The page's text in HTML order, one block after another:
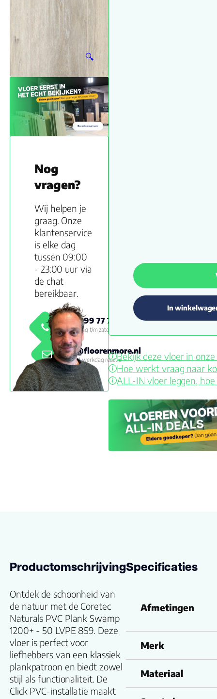
🔍
Nog
vragen?
Wij helpen je
graag. Onze
klantenservice
is elke dag
tussen 09:00
- 23:00 uur via
de chat
bereikbaar.
0800 999 77 79
Maandag t/m zaterdag 09:00 -
18:00
info@floorenmore.nl
Binnen 1 werkdag reactie
In
Bekijk deze vloer in
Hoe werkt vraag naar
ALL-IN vloer leggen,
Productomschrijving
Ontdek de schoonheid van
de natuur met de Coretec
Naturals PVC Plank Swamp
1200+ - 50 LVPE 859. Deze
vloer is perfect voor
liefhebbers van een klassiek
plankpatroon en biedt zowel
stijl als functionaliteit. De
Click PVC-installatie maakt
Specificaties
Afmetingen
Merk
Materiaal